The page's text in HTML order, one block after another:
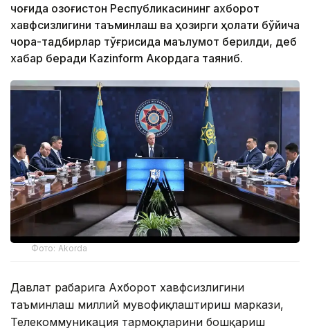
чоғида Қозоғистон Республикасининг ахборот
хавфсизлигини таъминлаш ва ҳозирги ҳолати бўйича
чора-тадбирлар тўғрисида маълумот берилди, деб
хабар беради Каzinform Акордага таяниб.
Фото: Akorda
Давлат раҳбарига Ахборот хавфсизлигини
таъминлаш миллий мувофиқлаштириш маркази,
Телекоммуникация тармоқларини бошқариш